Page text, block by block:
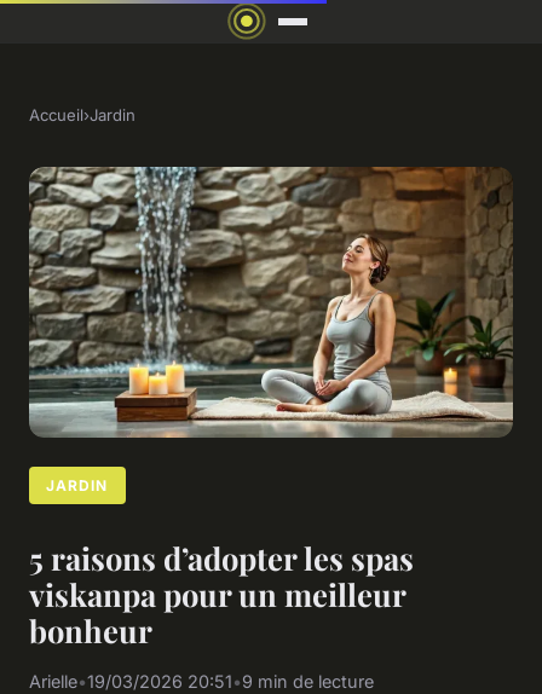
Accueil›Jardin
JARDIN
5 raisons d’adopter les spas
viskanpa pour un meilleur
bonheur
Arielle•19/03/2026 20:51•9 min de lecture